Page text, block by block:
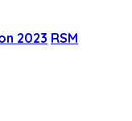
2023 RSM